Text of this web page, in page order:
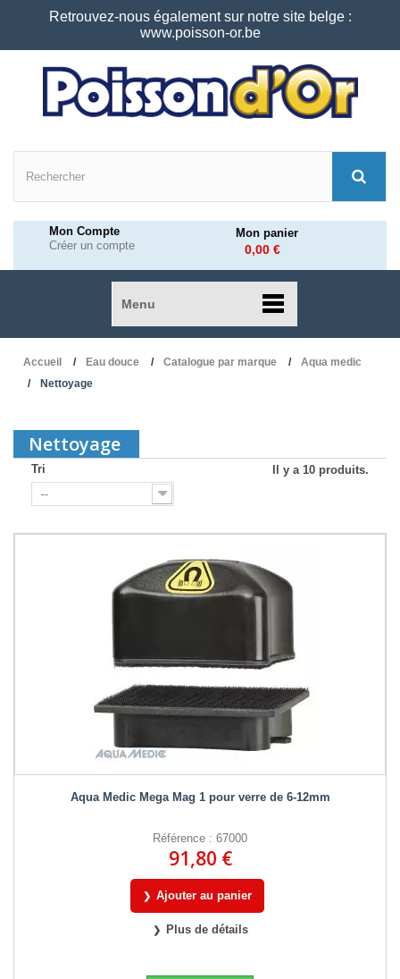
Retrouvez-nous également sur notre site belge :
www.poisson-or.be
Mon Compte
Créer un compte
Mon panier
0,00 €
Menu
Accueil Eau douce Catalogue par marque
Aqua medic
Nettoyage
Nettoyage
Tri
--
Il y a 10 produits.
Aqua Medic Mega Mag 1 pour verre de 6-12mm
Référence : 67000
91,80 €
Ajouter au panier
Plus de détails